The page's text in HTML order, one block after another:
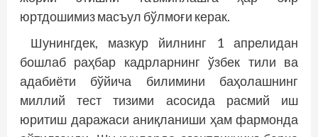
юртдошимиз масъул бўлмоғи керак.
Шунингдек, мазкур йилнинг 1 апрелидан
бошлаб раҳбар кадр­ларнинг ўзбек тили ва
адабиёти бўйича билимини баҳолашнинг
миллий тест тизими асосида расмий иш
юритиш даражаси аниқланиши ҳам фармонда